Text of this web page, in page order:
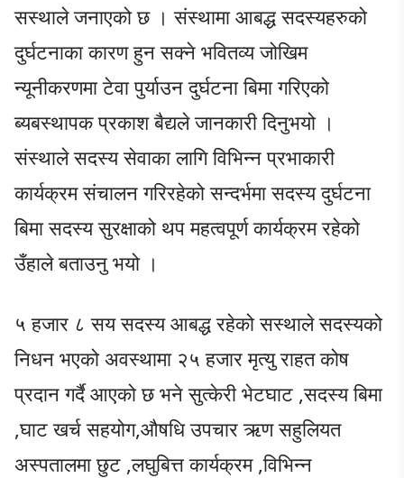
सस्थाले जनाएको छ । संस्थामा आबद्ध सदस्यहरुको
दुर्घटनाका कारण हुन सक्ने भवितव्य जोखिम
न्यूनीकरणमा टेवा पुर्याउन दुर्घटना बिमा गरिएको
ब्यबस्थापक प्रकाश बैद्यले जानकारी दिनुभयो ।
संस्थाले सदस्य सेवाका लागि विभिन्न प्रभाकारी
कार्यक्रम संचालन गरिरहेको सन्दर्भमा सदस्य दुर्घटना
बिमा सदस्य सुरक्षाको थप महत्वपूर्ण कार्यक्रम रहेको
उँहाले बताउनु भयो ।
५ हजार ८ सय सदस्य आबद्ध रहेको सस्थाले सदस्यको
निधन भएको अवस्थामा २५ हजार मृत्यु राहत कोष
प्रदान गर्दै आएको छ भने सुत्केरी भेटघाट ,सदस्य बिमा
,घाट खर्च सहयोग,औषधि उपचार ऋण सहुलियत
अस्पतालमा छुट ,लघुबित्त कार्यक्रम ,विभिन्न